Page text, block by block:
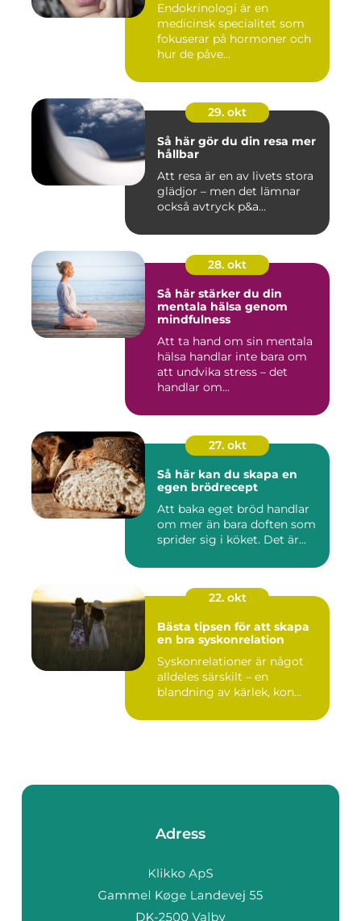
Endokrinologi är en
medicinsk specialitet som
fokuserar på hormoner och
hur de påve...
29. okt
Så här gör du din resa mer
hållbar
Att resa är en av livets stora
glädjor – men det lämnar
också avtryck p&a...
28. okt
Så här stärker du din
mentala hälsa genom
mindfulness
Att ta hand om sin mentala
hälsa handlar inte bara om
att undvika stress – det
handlar om...
27. okt
Så här kan du skapa en
egen brödrecept
Att baka eget bröd handlar
om mer än bara doften som
sprider sig i köket. Det är...
22. okt
Bästa tipsen för att skapa
en bra syskonrelation
Syskonrelationer är något
alldeles särskilt – en
blandning av kärlek, kon...
Adress